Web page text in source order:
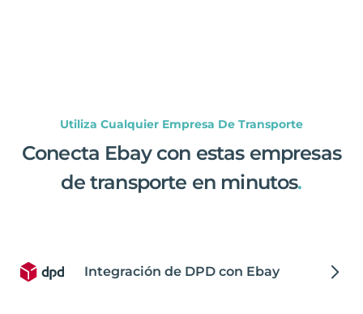
Utiliza Cualquier Empresa De Transporte
Conecta Ebay con estas empresas
de transporte en minutos.
Integración de DPD con Ebay